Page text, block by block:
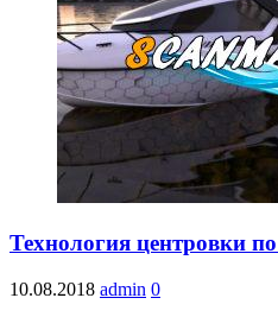
Технология центровки
10.08.2018 admin 0